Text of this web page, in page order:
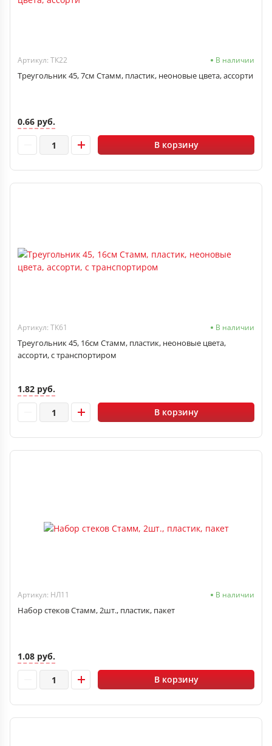
Артикул: ТК22 В наличии
Треугольник 45, 7см Стамм, пластик, неоновые цвета, ассорти
0.66 руб.
В корзину
Артикул: ТК61 В наличии
Треугольник 45, 16см Стамм, пластик, неоновые цвета,
ассорти, с транспортиром
1.82 руб.
В корзину
Артикул: НЛ11 В наличии
Набор стеков Стамм, 2шт., пластик, пакет
1.08 руб.
В корзину